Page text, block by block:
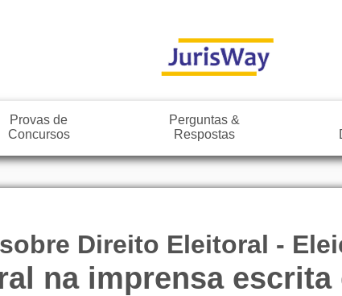
Provas de
Concursos
Perguntas &
Respostas
Direito Eleitoral -
na imprensa escrita